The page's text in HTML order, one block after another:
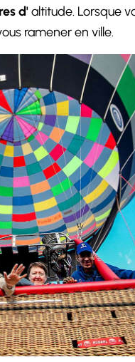
d'altitude. Lorsque
ramener en ville.